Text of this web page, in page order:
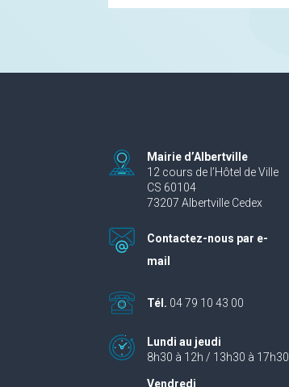
Mairie d’Albertville
12 cours de l’Hôtel de Ville
CS 60104
73207 Albertville Cedex
Contactez-nous par e-
mail
Tél. 04 79 10 43 00
Lundi au jeudi
8h30 à 12h / 13h30 à 17h30
Vendredi